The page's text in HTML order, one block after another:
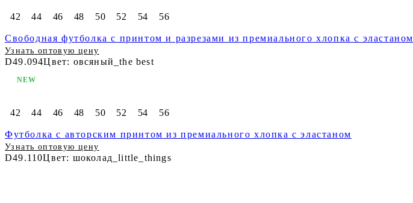
42 44 46 48 50 52 54 56
Свободная футболка с принтом и разрезами из премиального хлопка с эластаном
Узнать оптовую цену
D49.094Цвет: овсяный_the best
42 44 46 48 50 52 54 56
Футболка с авторским принтом из премиального хлопка с эластаном
Узнать оптовую цену
D49.110Цвет: шоколад_little_things
NEW